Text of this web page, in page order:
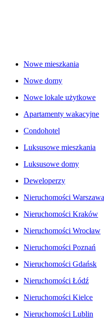
Nowe mieszkania
Nowe domy
Nowe lokale użytkowe
Apartamenty wakacyjne
Condohotel
Luksusowe mieszkania
Luksusowe domy
Deweloperzy
Nieruchomości Warszawa
Nieruchomości Kraków
Nieruchomości Wrocław
Nieruchomości Poznań
Nieruchomości Gdańsk
Nieruchomości Łódź
Nieruchomości Kielce
Nieruchomości Lublin